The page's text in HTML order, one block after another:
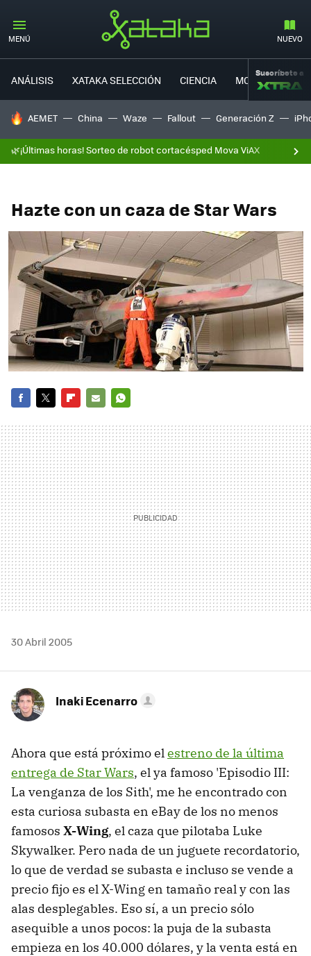
MENÚ NUEVO
ANÁLISIS XATAKA SELECCIÓN CIENCIA MOVILIDAD
Suscríbete a
HOY SE HABLA DE
AEMET China Waze Fallout Generación Z
🌿¡Últimas horas! Sorteo de robot cortacésped Mova ViAX
Hazte con un caza de Star Wars
MAIL
30 Abril 2005
Inaki Ecenarro
Ahora que está próximo elestreno de la última
entrega de Star Wars, el ya famoso 'Episodio III:
La venganza de los Sith', me he encontrado con
esta curiosa subasta en eBay de los no menos
famosos X-Wing, el caza que pilotaba Luke
Skywalker. Pero nada de un juguete recordatorio,
lo que de verdad se subasta e incluso se vende a
precio fijo es el X-Wing en tamaño real y con las
alas desplegables. Eso sí, a un precio sólo
asequible a unos pocos: la puja de la subasta
empieza en los 40.000 dólares, y la venta está en